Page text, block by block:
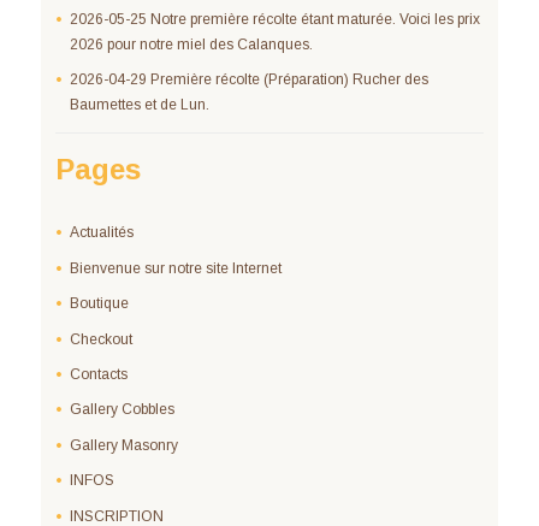
2026-05-25 Notre première récolte étant maturée. Voici les prix
2026 pour notre miel des Calanques.
2026-04-29 Première récolte (Préparation) Rucher des
Baumettes et de Lun.
Pages
Actualités
Bienvenue sur notre site Internet
Boutique
Checkout
Contacts
Gallery Cobbles
Gallery Masonry
INFOS
INSCRIPTION